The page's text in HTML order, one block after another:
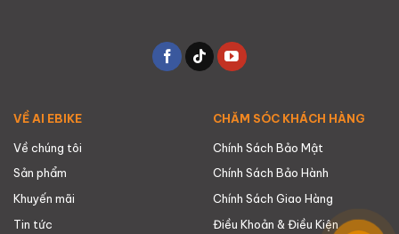
VỀ AI EBIKE
Về chúng tôi
Sản phẩm
Khuyến mãi
Tin tức
CHĂM SÓC KHÁCH HÀNG
Chính Sách Bảo Mật
Chính Sách Bảo Hành
Chính Sách Giao Hàng
Điều Khoản & Điều Kiện